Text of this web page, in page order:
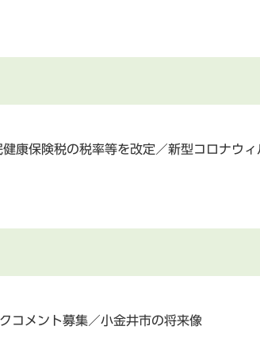
康保険税の税率等を改定／新型コロナウ
コメント募集／小金井市の将来像